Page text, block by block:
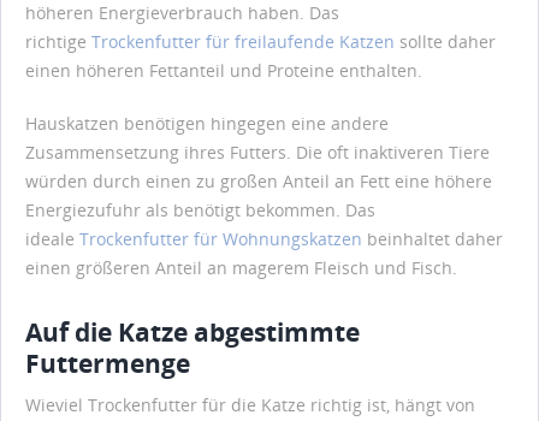
höheren Energieverbrauch haben. Das
richtige Trockenfutter für freilaufende Katzen sollte daher
einen höheren Fettanteil und Proteine enthalten.
Hauskatzen benötigen hingegen eine andere
Zusammensetzung ihres Futters. Die oft inaktiveren Tiere
würden durch einen zu großen Anteil an Fett eine höhere
Energiezufuhr als benötigt bekommen. Das
ideale Trockenfutter für Wohnungskatzen beinhaltet daher
einen größeren Anteil an magerem Fleisch und Fisch.
Auf die Katze abgestimmte
Futtermenge
Wieviel Trockenfutter für die Katze richtig ist, hängt von